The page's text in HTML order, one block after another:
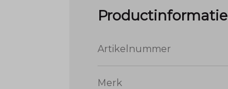
Productinformatie
Artikelnummer
Merk